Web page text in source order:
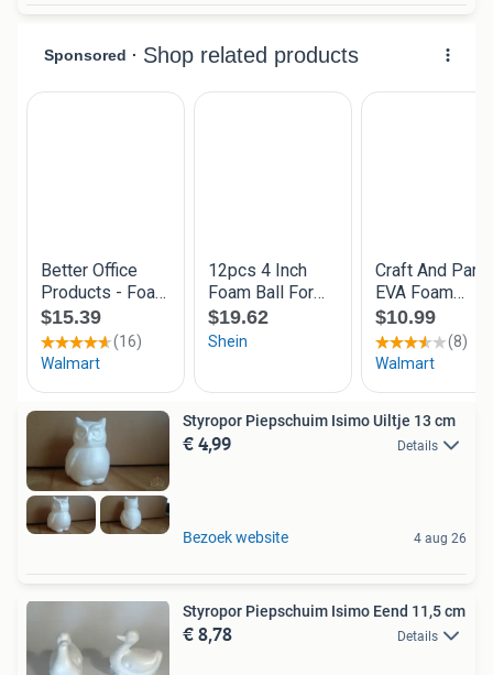
Styropor Piepschuim Isimo Uiltje 13 cm
€ 4,99 Details
Bezoek website 4 aug 26
Styropor Piepschuim Isimo Eend 11,5 cm
€ 8,78 Details